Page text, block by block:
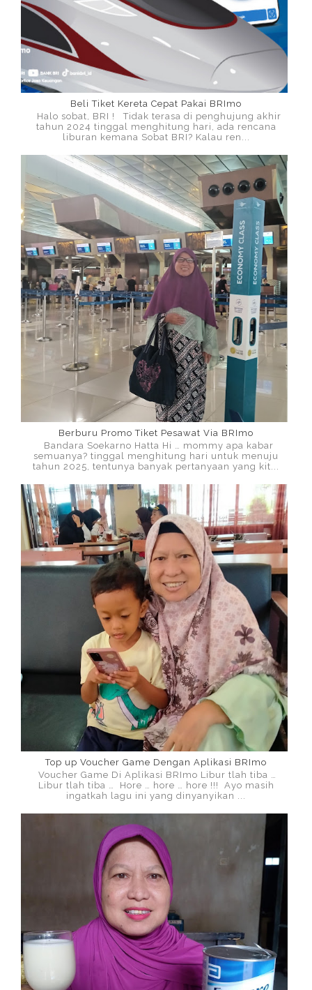
Beli Tiket Kereta Cepat Pakai BRImo
Halo sobat, BRI ! Tidak terasa di penghujung akhir
tahun 2024 tinggal menghitung hari, ada rencana
liburan kemana Sobat BRI? Kalau ren...
Berburu Promo Tiket Pesawat Via BRImo
Bandara Soekarno Hatta Hi … mommy apa kabar
semuanya? tinggal menghitung hari untuk menuju
tahun 2025, tentunya banyak pertanyaan yang kit...
Top up Voucher Game Dengan Aplikasi BRImo
Voucher Game Di Aplikasi BRImo Libur tlah tiba …
Libur tlah tiba … Hore … hore … hore !!! Ayo masih
ingatkah lagu ini yang dinyanyikan ...